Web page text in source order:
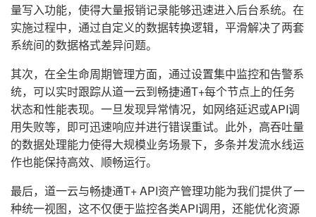
量写入功能，使得大量报销记录能够迅速进入后台系统。在
实施过程中，通过自定义的数据转换逻辑，平滑解决了两套
系统间的数据格式差异问题。
其次，在全生命周期管理方面，通过设置集中监控和告警系
统，可以实时跟踪从道一云到畅捷通T+每个节点上的任务
状态和性能表现。一旦发现异常情况，如网络延迟或API调
用失败等，即可迅速响应并进行错误重试。此外，高吞吐量
的数据处理能力使得大规模业务场景下，多条并发流水线运
作也能保持高效、顺畅运行。
最后，道一云与畅捷通T+ API资产管理功能为我们提供了一
种统一视图，这不仅便于监控各类API调用，还能优化资源